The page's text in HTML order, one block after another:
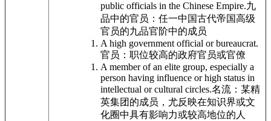
public officials in the Chinese Empire.九
品中的官员：任一中国古代帝国高级
官员的九品官阶中的成员
A high government official or bureaucrat.
官员：职位较高的政府官员或官僚
A member of an elite group, especially a
person having influence or high status in
intellectual or cultural circles.名流：某精
英集团的成员，尤反映在知识界或文
化圈中具有影响力或较高地位的人